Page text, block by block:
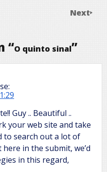
Next
“O quinto sinal”
Guy .. Beautiful ..
your web site and take
to search out a lot of
in the submit, we’d
in this regard,